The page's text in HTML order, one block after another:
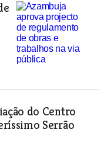
do Centro
Serrão